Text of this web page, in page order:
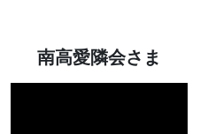
南高愛隣会さま